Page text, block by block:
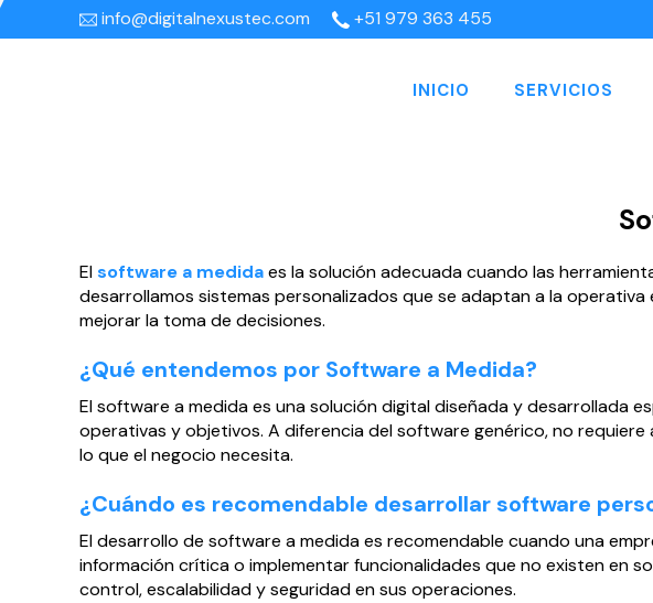
info@digitalnexustec.com +51 979 363 455
INICIO SERVICIOS
Elsoftware a medidaes la solución adecuada cuando las
desarrollamos sistemas personalizados que se adaptan a la
mejorar la toma de decisiones.
¿Qué entendemos por Software a Medida?
El software a medida es una solución digital diseñada y desarrollada
operativas y objetivos. A diferencia del software genérico, no
lo que el negocio necesita.
¿Cuándo es recomendable desarrollar software
El desarrollo de software a medida es recomendable cuando una
información crítica o implementar funcionalidades que no existen en
control, escalabilidad y seguridad en sus operaciones.